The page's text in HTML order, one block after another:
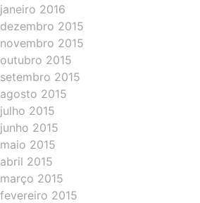
janeiro 2016
dezembro 2015
novembro 2015
outubro 2015
setembro 2015
agosto 2015
julho 2015
junho 2015
maio 2015
abril 2015
março 2015
fevereiro 2015